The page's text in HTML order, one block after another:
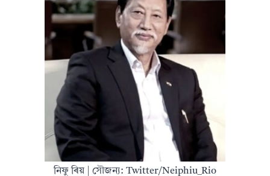
নিফু ৰিয় | সৌজন্য: Twitter/Neiphiu_Rio